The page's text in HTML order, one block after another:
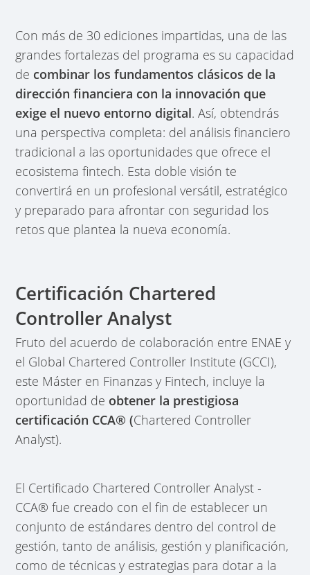
Con más de 30 ediciones impartidas, una de las
grandes fortalezas del programa es su capacidad
de combinar los fundamentos clásicos de la
dirección financiera con la innovación que
exige el nuevo entorno digital. Así, obtendrás
una perspectiva completa: del análisis financiero
tradicional a las oportunidades que ofrece el
ecosistema fintech. Esta doble visión te
convertirá en un profesional versátil, estratégico
y preparado para afrontar con seguridad los
retos que plantea la nueva economía.
Certificación Chartered
Controller Analyst
Fruto del acuerdo de colaboración entre ENAE y
el Global Chartered Controller Institute (GCCI),
este Máster en Finanzas y Fintech, incluye la
oportunidad de obtener la prestigiosa
certificación CCA® (Chartered Controller
Analyst).
El Certificado Chartered Controller Analyst -
CCA® fue creado con el fin de establecer un
conjunto de estándares dentro del control de
gestión, tanto de análisis, gestión y planificación,
como de técnicas y estrategias para dotar a la